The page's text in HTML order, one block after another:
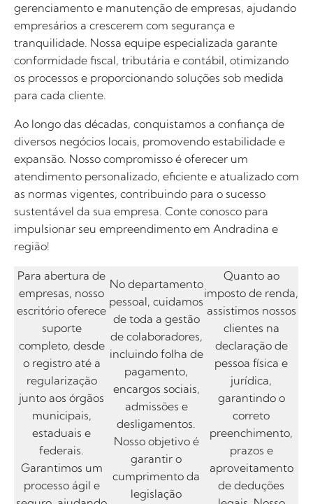
gerenciamento e manutenção de empresas, ajudando
empresários a crescerem com segurança e
tranquilidade. Nossa equipe especializada garante
conformidade fiscal, tributária e contábil, otimizando
os processos e proporcionando soluções sob medida
para cada cliente.
Ao longo das décadas, conquistamos a confiança de
diversos negócios locais, promovendo estabilidade e
expansão. Nosso compromisso é oferecer um
atendimento personalizado, eficiente e atualizado com
as normas vigentes, contribuindo para o sucesso
sustentável da sua empresa. Conte conosco para
impulsionar seu empreendimento em Andradina e
região!
Para abertura de
empresas, nosso
escritório oferece
suporte
completo, desde
o registro até a
regularização
junto aos órgãos
municipais,
estaduais e
federais.
Garantimos um
processo ágil e
No departamento
pessoal, cuidamos
de toda a gestão
de colaboradores,
incluindo folha de
pagamento,
encargos sociais,
admissões e
desligamentos.
Nosso objetivo é
garantir o
cumprimento da
legislação
Quanto ao
imposto de renda,
assistimos nossos
clientes na
declaração de
pessoa física e
jurídica,
garantindo o
correto
preenchimento,
prazos e
aproveitamento
de deduções